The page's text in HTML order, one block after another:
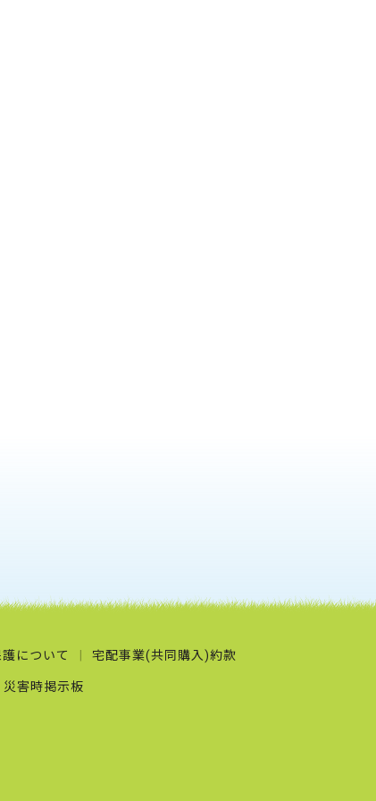
について 宅配事業(共同購入)約款
災害時掲示板